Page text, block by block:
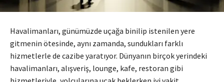
Havalimanları, günümüzde uçağa binilip istenilen yere
gitmenin ötesinde, aynı zamanda, sundukları farklı
hizmetlerle de cazibe yaratıyor. Dünyanın birçok yerindeki
havalimanları, alışveriş, lounge, kafe, restoran gibi